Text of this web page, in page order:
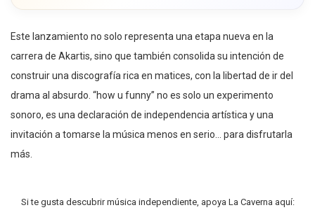
Este lanzamiento no solo representa una etapa nueva en la
carrera de Akartis, sino que también consolida su intención de
construir una discografía rica en matices, con la libertad de ir del
drama al absurdo. “how u funny” no es solo un experimento
sonoro, es una declaración de independencia artística y una
invitación a tomarse la música menos en serio… para disfrutarla
más.
Si te gusta descubrir música independiente, apoya La Caverna aquí: